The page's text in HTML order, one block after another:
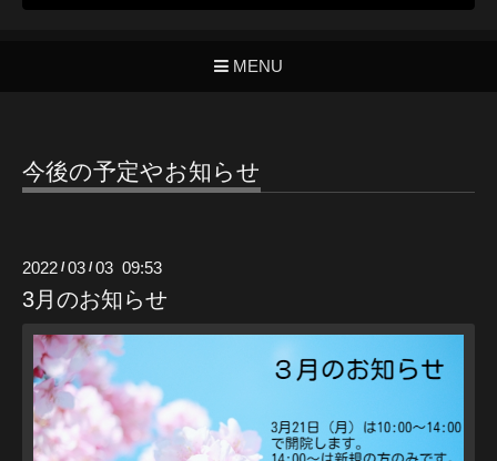
MENU
今後の予定やお知らせ
2022 /03 /03 09:53
3月のお知らせ